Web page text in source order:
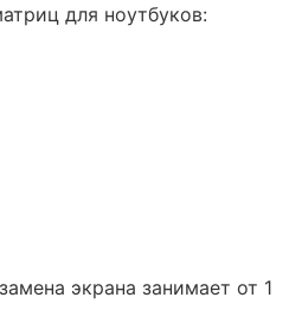
для ноутбуков:
экрана занимает от 1